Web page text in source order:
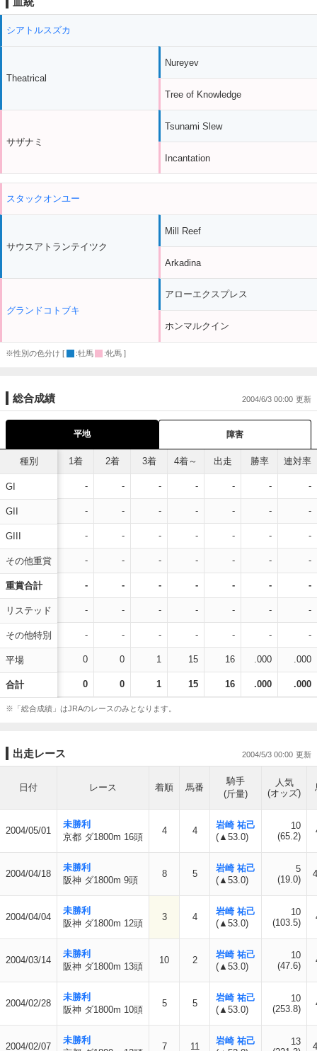
シアトルスズカ
Theatrical
サザナミ
Nureyev
Tree of Knowledge
Tsunami Slew
Incantation
スタックオンユー
サウスアトランテイツク
グランドコトブキ
Mill Reef
Arkadina
アローエクスプレス
ホンマルクイン
※性別の色分け [ :牡馬 :牝馬 ]
総合成績 2004/6/3 00:00
平地 障害
種別
GI
GII
GIII
その他重賞
重賞合計
リステッド
その他特別
平場
合計
1着 2着 3着 4着～ 出走 勝率 連対率
- - - - - - -
- - - - - - -
- - - - - - -
- - - - - - -
- - - - - - -
- - - - - - -
- - - - - - -
0 0 1 15 16 .000 .000
0 0 1 15 16 .000 .000
※「総合成績」はJRAのレースのみとなります。
出走レース 2004/5/3 00:00
日付 レース 着順 馬番
騎手
(斤量)
人気
(オッズ)
2004/05/01
未勝利
京都 ダ1800m 16頭
4 4
岩崎 祐己
(▲53.0)
10
(65.2)
2004/04/18
未勝利
阪神 ダ1800m 9頭
8 5
岩崎 祐己
(▲53.0)
5
(19.0)
2004/04/04
未勝利
阪神 ダ1800m 12頭
3 4
岩崎 祐己
(▲53.0)
10
(103.5)
2004/03/14
未勝利
阪神 ダ1800m 13頭
10 2
岩崎 祐己
(▲53.0)
10
(47.6)
2004/02/28
未勝利
阪神 ダ1800m 10頭
5 5
岩崎 祐己
(▲53.0)
10
(253.8)
2004/02/07
未勝利
7 11
岩崎 祐己
13